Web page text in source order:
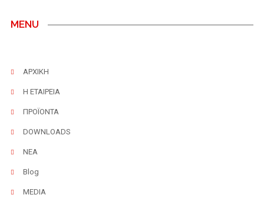
MENU
ΑΡΧΙΚΗ
Η ΕΤΑΙΡΕΙΑ
ΠΡΟΪΟΝΤΑ
DOWNLOADS
ΝΕΑ
Blog
MEDIA